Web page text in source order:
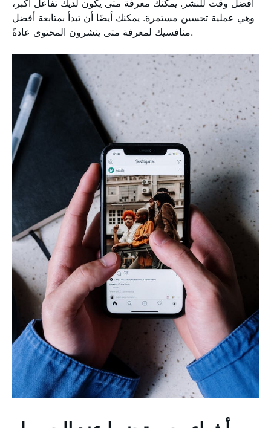
أفضل وقت للنشر. يمكنك معرفة متى يكون لديك تفاعل أكبر،
وهي عملية تحسين مستمرة. يمكنك أيضًا أن تبدأ بمتابعة أفضل
منافسيك لمعرفة متى ينشرون المحتوى عادةً.